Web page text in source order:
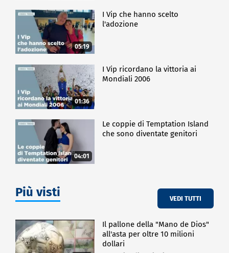
05:19
I Vip che hanno scelto
l'adozione
01:36
I Vip ricordano la vittoria ai
Mondiali 2006
04:01
Le coppie di Temptation Island
che sono diventate genitori
Più visti VEDI TUTTI
Il pallone della "Mano de Dios"
all'asta per oltre 10 milioni
dollari